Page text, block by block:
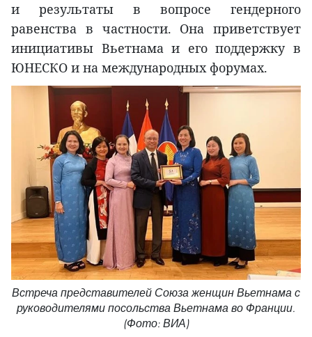
и результаты в вопросе гендерного
равенства в частности. Она приветствует
инициативы Вьетнама и его поддержку в
ЮНЕСКО и на международных форумах.
Встреча представителей Союза женщин Вьетнама с
руководителями посольства Вьетнама во Франции.
(Фото: ВИА)